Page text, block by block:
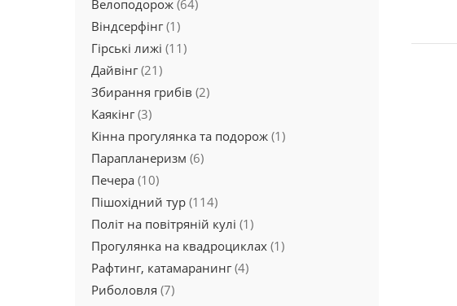
Велоподорож (64)
Віндсерфінг(1)
Гірські лижі (11)
Дайвінг(21)
Збирання грибів (2)
Каякінг(3)
Кінна прогулянка та подорож (1)
Парапланеризм (6)
Печера (10)
Пішохідний тур (114)
Політ на повітряній кулі (1)
Прогулянка на квадроциклах (1)
Рафтинг, катамаранинг(4)
Риболовля (7)